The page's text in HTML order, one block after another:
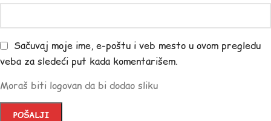
Sačuvaj moje ime, e-poštu i veb mesto u ovom pregledu
veba za sledeći put kada komentarišem.
Moraš biti logovan da bi dodao sliku